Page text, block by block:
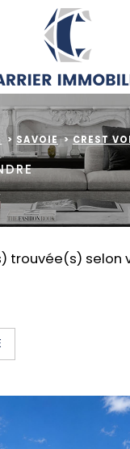
SAVOIE CREST
trouvée(s) selon